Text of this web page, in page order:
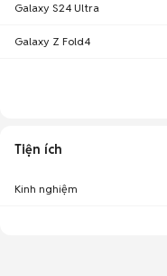
Galaxy S24 Ultra
Galaxy Z Fold4
Tiện ích
Kinh nghiệm